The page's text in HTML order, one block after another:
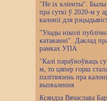
"Не іх кліенты".
пра суткі ў 2020-м у
калоніі для
"Улады ніколі
катаванні". Даклад
рамках УПА
"Калі параўноўваць
м, то цяпер горш
палітвязень пра
вызвалення
Ксяндза Вячаслава